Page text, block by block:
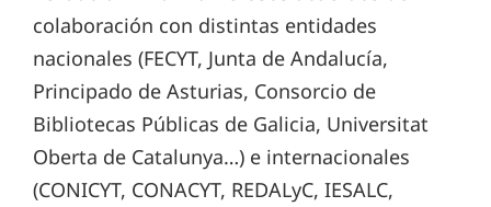
colaboración con distintas entidades
nacionales (FECYT, Junta de Andalucía,
Principado de Asturias, Consorcio de
Bibliotecas Públicas de Galicia, Universitat
Oberta de Catalunya…) e internacionales
(CONICYT, CONACYT, REDALyC, IESALC,